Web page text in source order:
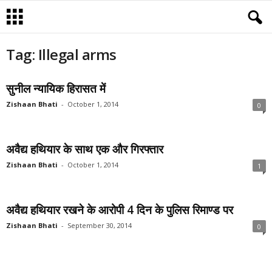
Tag: Illegal arms
सुनील न्यायिक हिरासत में
Zishaan Bhati - October 1, 2014 0
अवैद्य हथियार के साथ एक और गिरफ्तार
Zishaan Bhati - October 1, 2014 1
अवैद्य हथियार रखने के आरोपी 4 दिन के पुलिस रिमाण्ड पर
Zishaan Bhati - September 30, 2014 0